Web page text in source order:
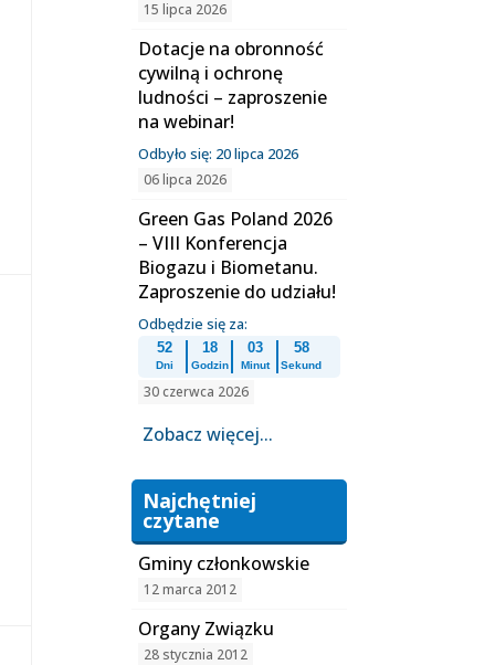
15 lipca 2026
Dotacje na obronność
cywilną i ochronę
ludności – zaproszenie
na webinar!
Odbyło się: 20 lipca 2026
06 lipca 2026
Green Gas Poland 2026
– VIII Konferencja
Biogazu i Biometanu.
Zaproszenie do udziału!
Odbędzie się za:
52
Dni
18
Godzin
03
Minut
57
Sekund
30 czerwca 2026
Zobacz więcej...
Najchętniej
czytane
Gminy członkowskie
12 marca 2012
Organy Związku
28 stycznia 2012